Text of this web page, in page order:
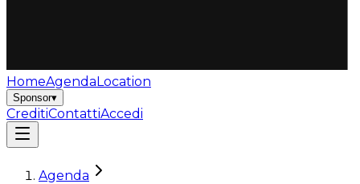
HomeAgendaLocation
Sponsor▾
CreditiContattiAccedi
Agenda